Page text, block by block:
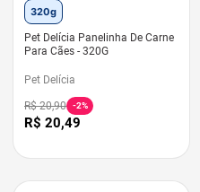
320g
Pet Delícia Panelinha De Carne
Para Cães - 320G
Pet Delícia
R$ 20,90 -2%
R$ 20,49